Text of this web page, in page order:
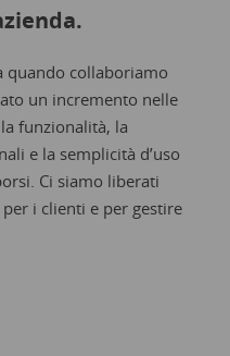
quando collaboriamo
un incremento nelle
funzionalità, la
e la semplicità d’uso
Ci siamo liberati
i clienti e per gestire